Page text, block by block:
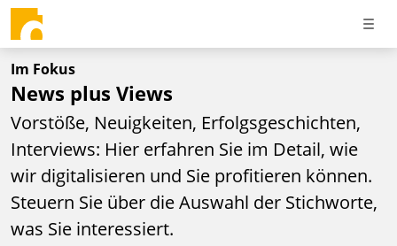
Im Fokus
News plus Views
Vorstöße, Neuigkeiten, Erfolgsgeschichten,
Interviews: Hier erfahren Sie im Detail, wie
wir digitalisieren und Sie profitieren können.
Steuern Sie über die Auswahl der Stichworte,
was Sie interessiert.